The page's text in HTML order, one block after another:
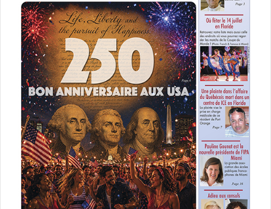
la frontière terrestrene rencontrent aucune difficulténi
mention de ce I-94.